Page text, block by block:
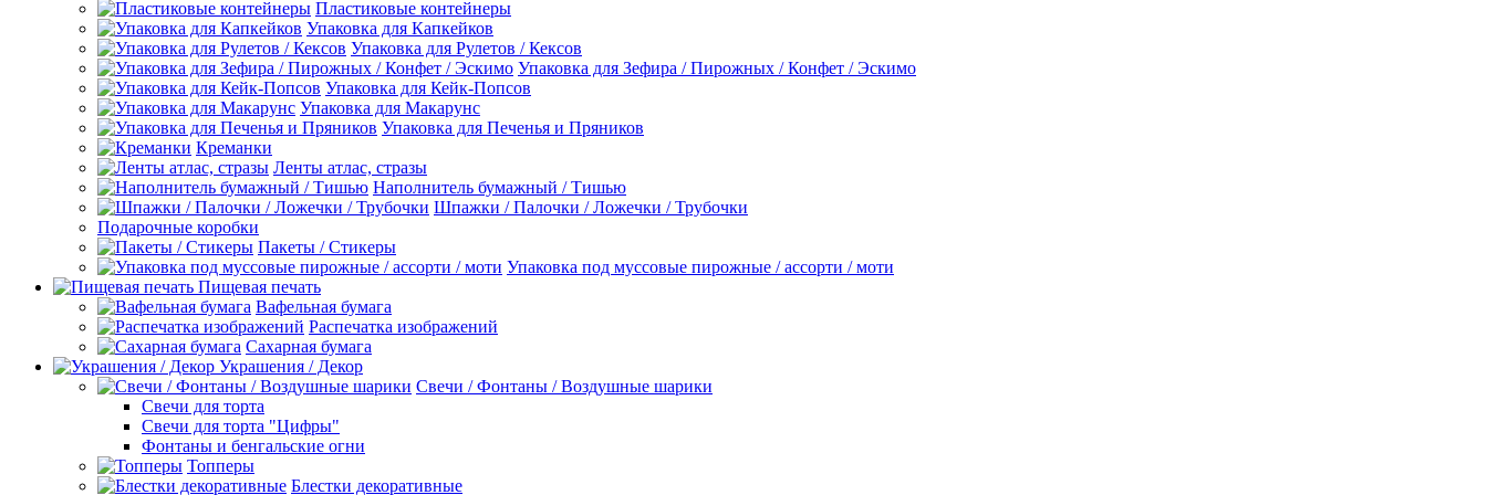
Пластиковые контейнеры
Упаковка для Капкейков
Упаковка для Рулетов / Кексов
Упаковка для Зефира / Пирожных / Конфет / Эскимо
Упаковка для Кейк-Попсов
Упаковка для Макарунс
Упаковка для Печенья и Пряников
Креманки
Ленты атлас, стразы
Наполнитель бумажный / Тишью
Шпажки / Палочки / Ложечки / Трубочки
Подарочные коробки
Пакеты / Стикеры
Упаковка под муссовые пирожные / ассорти / моти
Пищевая печать
Вафельная бумага
Распечатка изображений
Сахарная бумага
Украшения / Декор
Свечи / Фонтаны / Воздушные шарики
Свечи для торта
Свечи для торта "Цифры"
Фонтаны и бенгальские огни
Топперы
Блестки декоративные